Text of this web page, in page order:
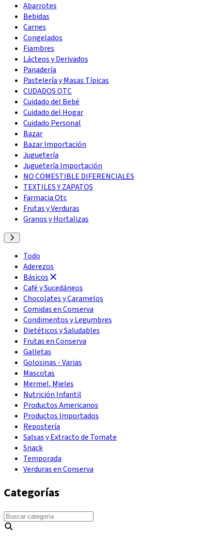
Abarrotes
Bebidas
Carnes
Congelados
Fiambres
Lácteos y Derivados
Panadería
Pastelería y Masas Típicas
CUDADOS OTC
Cuidado del Bebé
Cuidado del Hogar
Cuidado Personal
Bazar
Bazar Importación
Juguetería
Juguetería Importación
NO COMESTIBLE DIFERENCIALES
TEXTILES Y ZAPATOS
Farmacia Otc
Frutas y Verduras
Granos y Hortalizas
Todo
Aderezos
Básicos
Café y Sucedáneos
Chocolates y Caramelos
Comidas en Conserva
Condimentos y Legumbres
Dietéticos y Saludables
Frutas en Conserva
Galletas
Golosinas - Varias
Mascotas
Mermel, Mieles
Nutrición Infantil
Productos Americanos
Productos Importados
Repostería
Salsas y Extracto de Tomate
Snack
Temporada
Verduras en Conserva
Categorías